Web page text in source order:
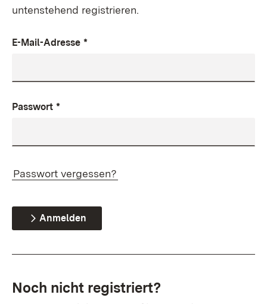
untenstehend registrieren.
E-Mail-Adresse *
Passwort *
Passwort vergessen?
Anmelden
Noch nicht registriert?